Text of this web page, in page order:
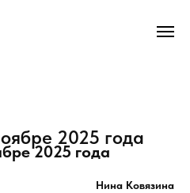
2025 года
2025 года
Нина Ковязина